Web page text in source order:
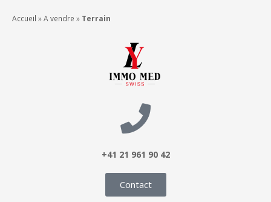
Accueil »A vendre » Terrain
+41 21 961 90 42
Contact